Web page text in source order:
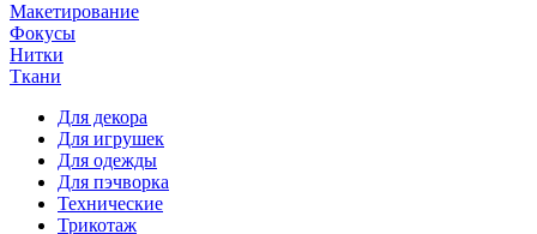
Макетирование
Фокусы
Нитки
Ткани
Для декора
Для игрушек
Для одежды
Для пэчворка
Технические
Трикотаж